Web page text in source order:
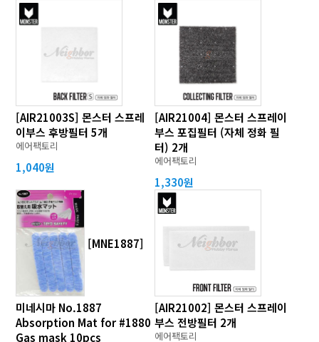
[AIR21003S] 몬스터 스프레
이부스 후방필터 5개
에어팩토리
1,040원
[AIR21004] 몬스터 스프레이
부스 포집필터 (자체 정화 필
터) 2개
에어팩토리
1,330원
[MNE1887]
미네시마 No.1887
Absorption Mat for #1880
Gas mask 10pcs
[AIR21002] 몬스터 스프레이
부스 전방필터 2개
에어팩토리